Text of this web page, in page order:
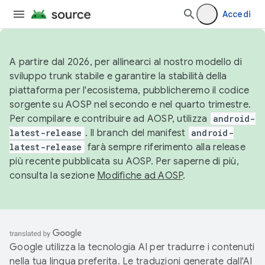
Accedi
A partire dal 2026, per allinearci al nostro modello di
sviluppo trunk stabile e garantire la stabilità della
piattaforma per l'ecosistema, pubblicheremo il codice
sorgente su AOSP nel secondo e nel quarto trimestre.
Per compilare e contribuire ad AOSP, utilizza
android-
latest-release . Il branch del manifest android-
latest-release farà sempre riferimento alla release
più recente pubblicata su AOSP. Per saperne di più,
consulta la sezione Modifiche ad AOSP.
Google utilizza la tecnologia AI per tradurre i contenuti
nella tua lingua preferita. Le traduzioni generate dall'AI